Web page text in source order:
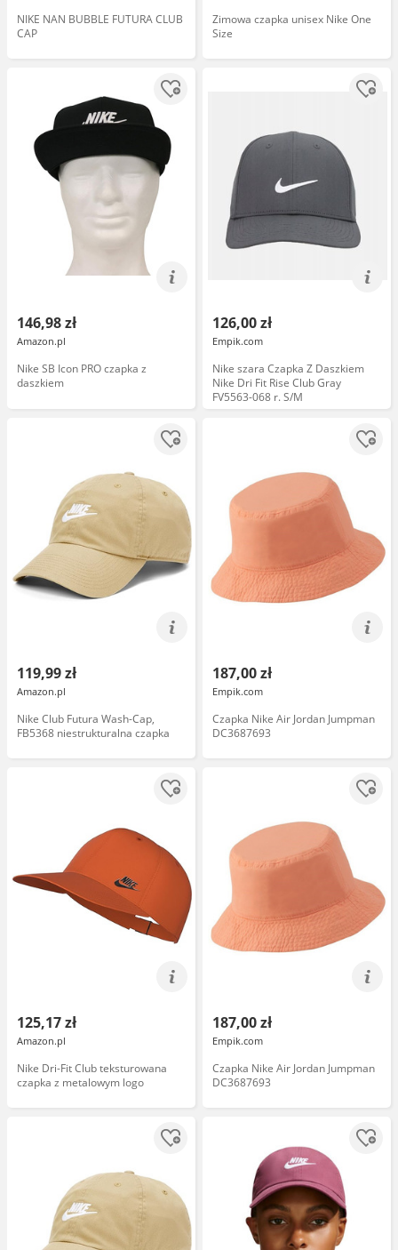
NIKE NAN BUBBLE FUTURA CLUB
CAP
Zimowa czapka unisex Nike One
Size
146,98 zł
Amazon.pl
Nike SB Icon PRO czapka z
daszkiem
126,00 zł
Empik.com
Nike szara Czapka Z Daszkiem
Nike Dri Fit Rise Club Gray
FV5563-068 r. S/M
119,99 zł
Amazon.pl
Nike Club Futura Wash-Cap,
FB5368 niestrukturalna czapka
187,00 zł
Empik.com
Czapka Nike Air Jordan Jumpman
DC3687693
125,17 zł
Amazon.pl
Nike Dri-Fit Club teksturowana
czapka z metalowym logo
187,00 zł
Empik.com
Czapka Nike Air Jordan Jumpman
DC3687693